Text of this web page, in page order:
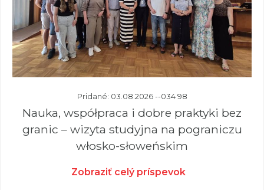
Pridané: 03.08.2026 --034 98
Nauka, współpraca i dobre praktyki bez
granic – wizyta studyjna na pograniczu
włosko-słoweńskim
Zobraziť celý príspevok